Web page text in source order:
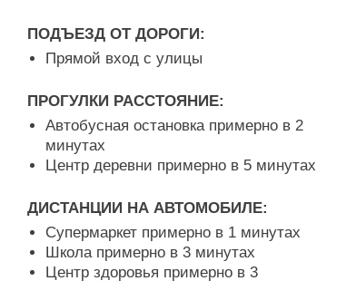
ПОДЪЕЗД ОТ ДОРОГИ:
Прямой вход с улицы
ПРОГУЛКИ РАССТОЯНИЕ:
Автобусная остановка примерно в 2
минутах
Центр деревни примерно в 5 минутах
ДИСТАНЦИИ НА АВТОМОБИЛЕ:
Супермаркет примерно в 1 минутах
Школа примерно в 3 минутах
Центр здоровья примерно в 3